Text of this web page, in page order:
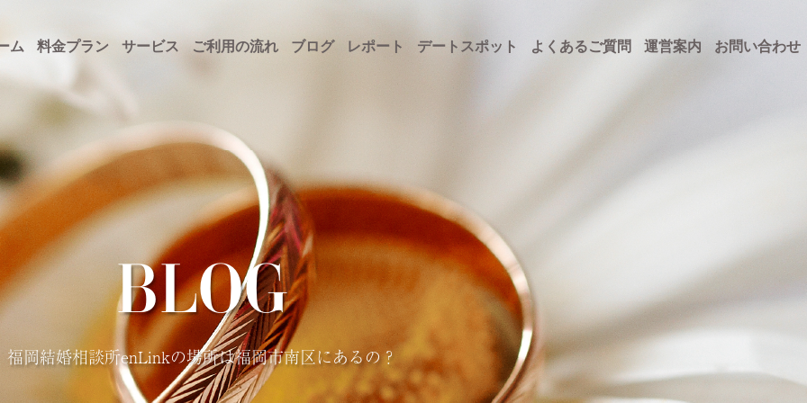
ム 料金プラン サービス ご利用の流れ ブログ レポート デートスポット よくあるご質問 運営案内 お問い合わせ
BLOG
福岡結婚相談所enLinkの場所は福岡市南区にあるの？